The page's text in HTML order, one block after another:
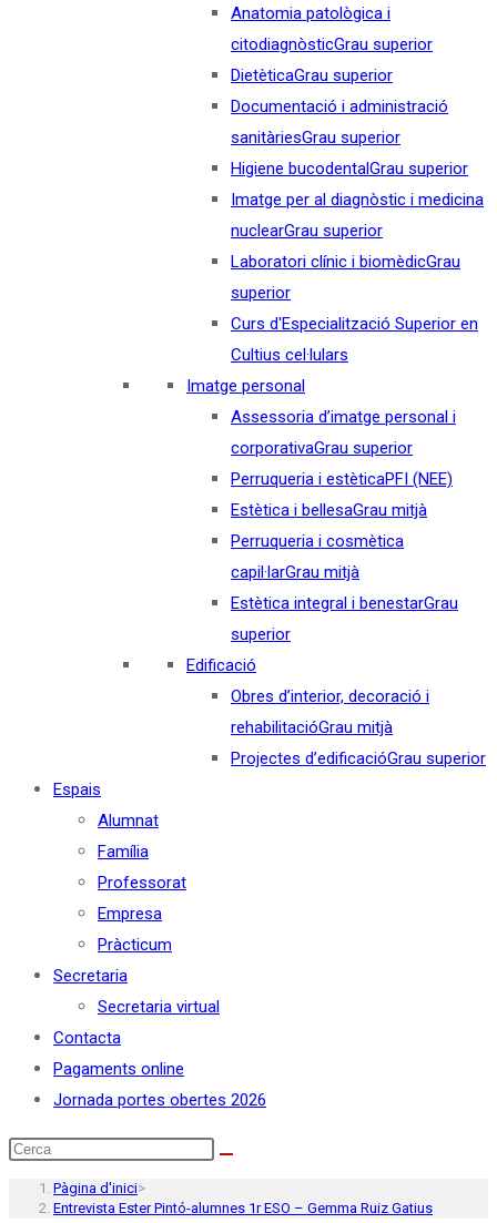
Anatomia patològica i
citodiagnòsticGrau superior
DietèticaGrau superior
Documentació i administració
sanitàriesGrau superior
Higiene bucodentalGrau superior
Imatge per al diagnòstic i medicina
nuclearGrau superior
Laboratori clínic i biomèdicGrau
superior
Curs d'Especialització Superior en
Cultius cel·lulars
Imatge personal
Assessoria d’imatge personal i
corporativaGrau superior
Perruqueria i estèticaPFI (NEE)
Estètica i bellesaGrau mitjà
Perruqueria i cosmètica
capil·larGrau mitjà
Estètica integral i benestarGrau
superior
Edificació
Obres d’interior, decoració i
rehabilitacióGrau mitjà
Projectes d’edificacióGrau superior
Espais
Alumnat
Família
Professorat
Empresa
Pràcticum
Secretaria
Secretaria virtual
Contacta
Pagaments online
Jornada portes obertes 2026
Pàgina d'inici>
Entrevista Ester Pintó-alumnes 1r ESO – Gemma Ruiz Gatius